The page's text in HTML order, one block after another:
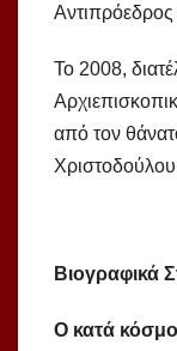
Αντιπρόεδρος
Το 2008,
από τον
Βιογραφικά
Ο κατά